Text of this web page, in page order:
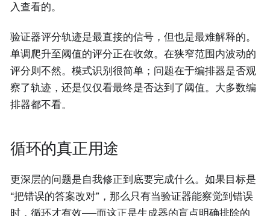
入查看的。
验证器评分轨迹是最直接的信号，但也是最难解释的。
单调爬升至阈值的评分正在收敛。在狭窄范围内波动的
评分则不然。模式识别很简单；问题在于编排器是否观
察了轨迹，还是仅仅看最终是否达到了阈值。大多数编
排器都不看。
循环的真正用途
更深层的问题是自我修正到底要完成什么。如果目标是
“把错误的答案改对”，那么只有当验证器能察觉到错误
时，循环才有效——而这正是生成器的盲点明确排除的